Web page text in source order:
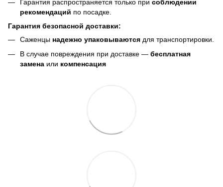
Гарантия распространяется только при соблюдении
рекомендаций по посадке.
Гарантия безопасной доставки:
Саженцы надежно упаковываются для транспортировки.
В случае повреждения при доставке — бесплатная
замена или компенсация